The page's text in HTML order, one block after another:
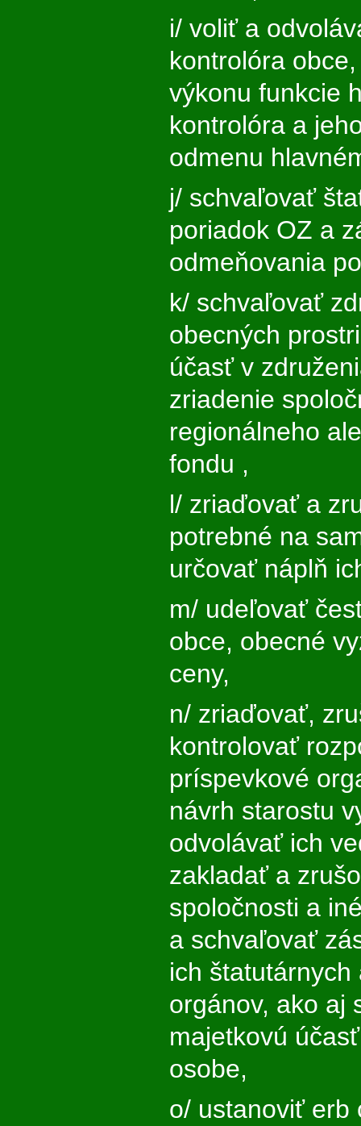
i/ voliť a
kontrolóra
výkonu funkcie
kontrolóra a
odmenu
j/ schvaľovať
poriadok OZ a
odmeňovania
k/ schvaľovať
obecných
účasť v
zriadenie
regionálneho
fondu ,
l/ zriaďovať a
potrebné na
určovať náplň
m/ udeľovať
obce, obecné
ceny,
n/ zriaďovať,
kontrolovať
príspevkové
návrh starostu
odvolávať ich
zakladať a
spoločnosti a
a schvaľovať
ich
orgánov, ako aj
majetkovú
osobe,
o/ ustanoviť erb